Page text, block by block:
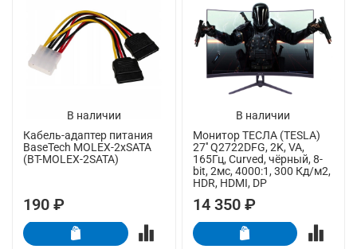
В наличии
Кабель-адаптер питания
BaseTech MOLEX-2xSATA
(BT-MOLEX-2SATA)
190 ₽
В наличии
Монитор ТЕСЛА (TESLA)
27'' Q2722DFG, 2K, VA,
165Гц, Curved, чёрный, 8-
bit, 2мс, 4000:1, 300 Кд/м2,
HDR, HDMI, DP
14 350 ₽